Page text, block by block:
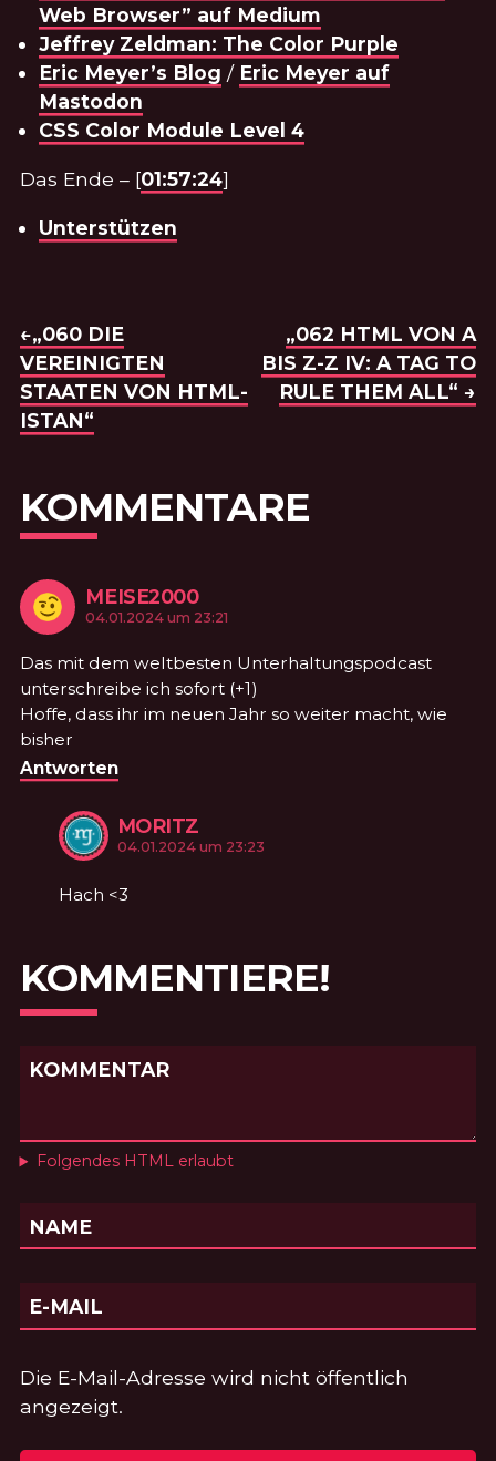
Web Browser” auf Medium
Jeffrey Zeldman: The Color Purple
Eric Meyer’s Blog / Eric Meyer auf
Mastodon
CSS Color Module Level 4
Das Ende – [01:57:24]
Unterstützen
BEITRAGSNAVIGATION
VORHERIGE FOLGE:
←„060 DIE
VEREINIGTEN
STAATEN VON HTML-
ISTAN“
NÄCHSTE FOLGE:
„062 HTML VON A
BIS Z-Z IV: A TAG TO
RULE THEM ALL“ →
KOMMENTARE
MEISE2000KOMMENTIERTE
am
04.01.2024 um 23:21
Das mit dem weltbesten Unterhaltungspodcast
unterschreibe ich sofort (+1)
Hoffe, dass ihr im neuen Jahr so weiter macht, wie
bisher
Antworten
MORITZ
am
04.01.2024 um 23:23
Hach <3
KOMMENTIERE!
KOMMENTAR
Folgendes HTML erlaubt
NAME
E-MAIL
Die E-Mail-Adresse wird nicht öffentlich
angezeigt.